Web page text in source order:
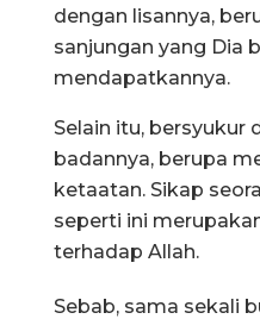
dengan lisannya,
sanjungan yang Dia
mendapatkannya.
Selain itu, bersyukur
badannya, berupa
ketaatan. Sikap
seperti ini
terhadap Allah.
Sebab, sama sekali